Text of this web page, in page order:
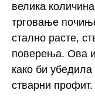
велика
трговање
стално расте,
поверења. Ова
како би убедила
стварни профит.